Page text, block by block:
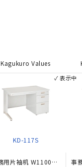
✓ 表示中
Kagukuro Values
KD-117S
事務用片袖机 W1100×D700×H700 ニューグレー